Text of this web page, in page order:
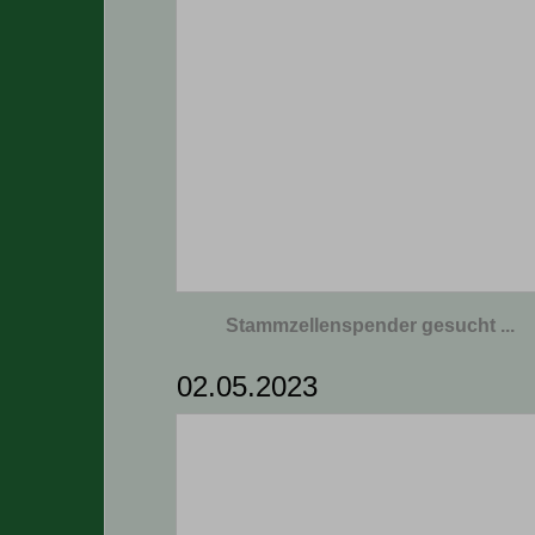
Stammzellenspender gesucht ...
02.05.2023